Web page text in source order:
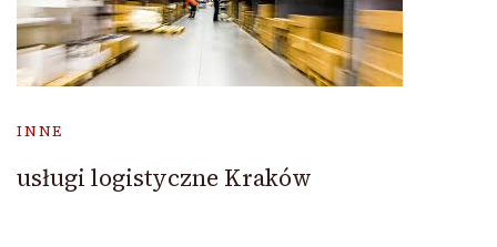
INNE
usługi logistyczne Kraków